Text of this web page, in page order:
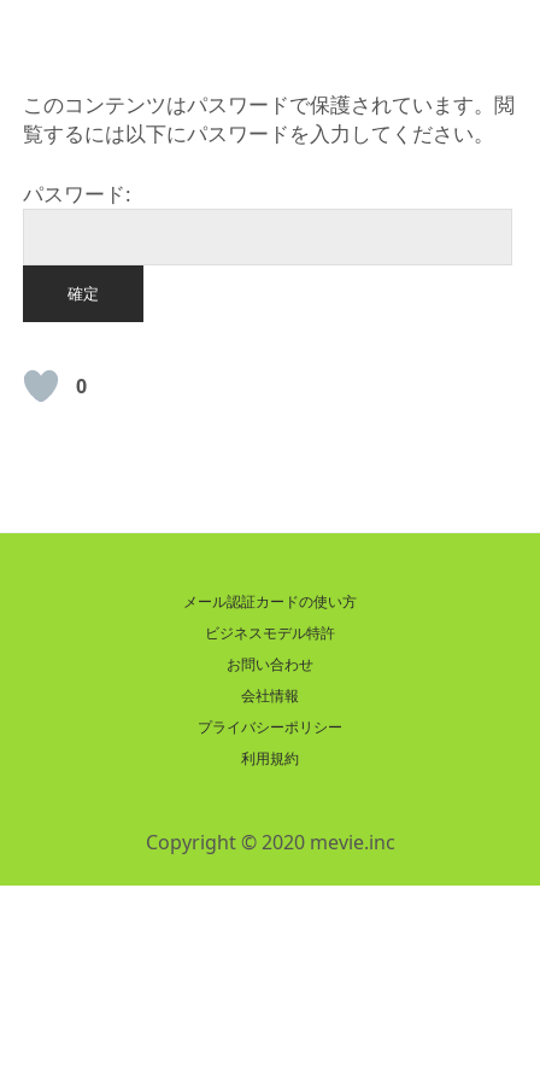
このコンテンツはパスワードで保護されています。閲
覧するには以下にパスワードを入力してください。
パスワード:
0
メール認証カードの使い方
ビジネスモデル特許
お問い合わせ
会社情報
プライバシーポリシー
利用規約
Copyright © 2020 mevie.inc